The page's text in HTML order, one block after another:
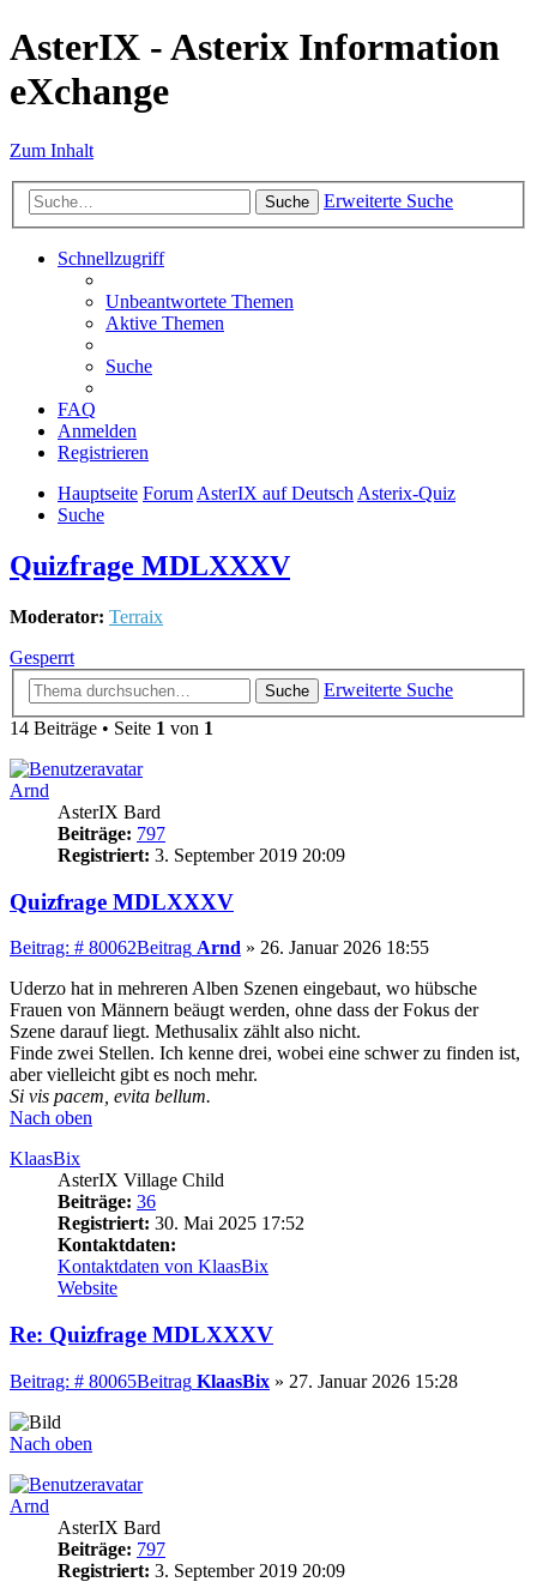
AsterIX - Asterix Information
eXchange
Zum Inhalt
Suche Erweiterte Suche
Schnellzugriff
Unbeantwortete Themen
Aktive Themen
Suche
FAQ
Anmelden
Registrieren
Hauptseite ForumAsterIX auf DeutschAsterix-Quiz
Suche
Quizfrage MDLXXXV
Moderator: Terraix
Gesperrt
Suche
Erweiterte Suche
14 Beiträge • Seite 1 von 1
Arnd
AsterIX Bard
Beiträge: 797
Registriert: 3. September 2019 20:09
Quizfrage MDLXXXV
Beitrag: # 80062Beitrag Arnd » 26. Januar 2026 18:55
Uderzo hat in mehreren Alben Szenen eingebaut, wo hübsche
Frauen von Männern beäugt werden, ohne dass der Fokus der
Szene darauf liegt. Methusalix zählt also nicht.
Finde zwei Stellen. Ich kenne drei, wobei eine schwer zu finden ist,
aber vielleicht gibt es noch mehr.
Si vis pacem, evita bellum.
Nach oben
KlaasBix
AsterIX Village Child
Beiträge: 36
Registriert: 30. Mai 2025 17:52
Kontaktdaten:
Kontaktdaten von KlaasBix
Website
Re: Quizfrage MDLXXXV
Beitrag: # 80065Beitrag KlaasBix » 27. Januar 2026 15:28
Nach oben
Arnd
AsterIX Bard
Beiträge: 797
Registriert: 3. September 2019 20:09